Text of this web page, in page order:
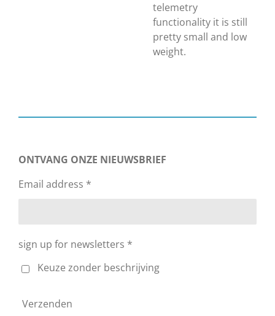
telemetry
functionality it is still
pretty small and low
weight.
ONTVANG ONZE NIEUWSBRIEF
Email address *
sign up for newsletters *
Keuze zonder beschrijving
Verzenden